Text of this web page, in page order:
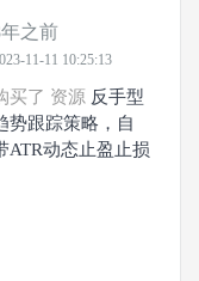
之前
11-11 10:25:13
买了 资源 反手型
势跟踪策略，自
ATR动态止盈止损